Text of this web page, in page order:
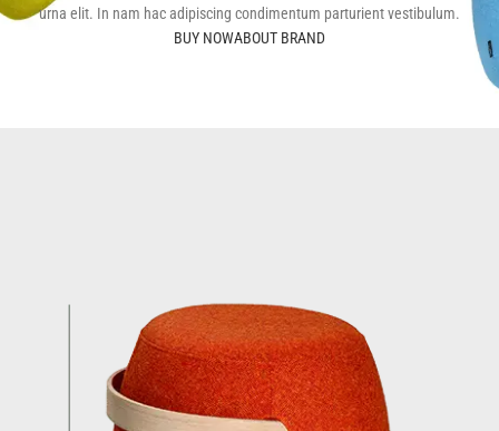
urna elit. In nam hac adipiscing condimentum parturient vestibulum.
BUY NOWABOUT BRAND